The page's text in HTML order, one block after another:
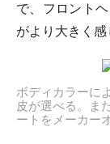
で、フロント
がより大きく感
ボディカラーに
皮が選べる。ま
ートをメーカー